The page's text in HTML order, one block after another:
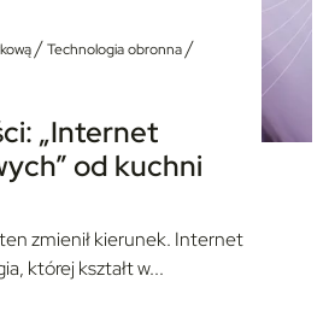
/Technologia obronna/
„Internet
od kuchni
zmienił kierunek. Internet
której kształt w...